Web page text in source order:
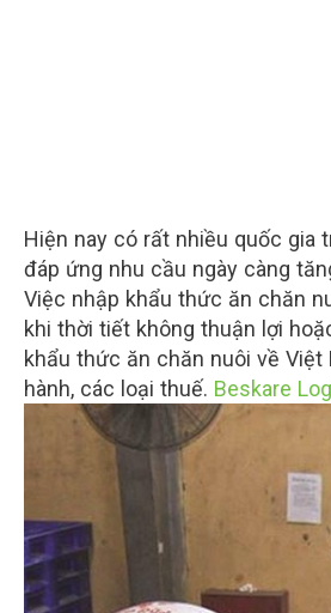
Hiện nay có rất nhiều quốc gia
đáp ứng nhu cầu ngày càng
Việc nhập khẩu thức ăn chăn
khi thời tiết không thuận lợi
khẩu thức ăn chăn nuôi về
hành, các loại thuế. Beskare